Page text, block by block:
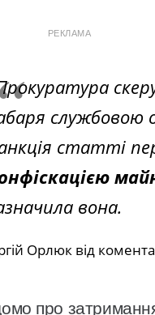
РЕКЛАМА
службовою
статті
вона.
Орлюк від
про